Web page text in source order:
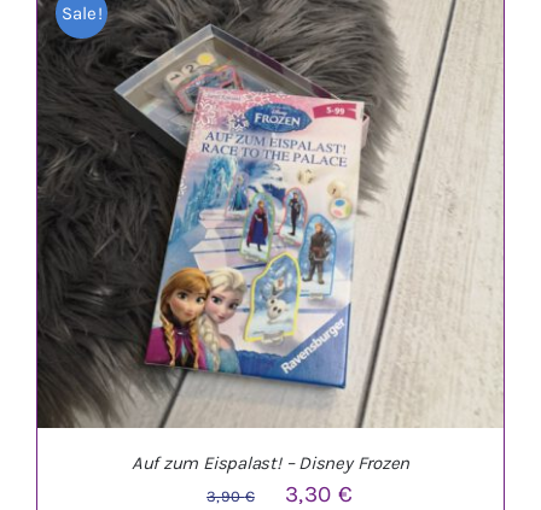
IN DEN WARENKORB / DETAILS
Sale!
Auf zum Eispalast! – Disney Frozen
3,90€
Ursprünglicher
3,30 €Aktueller